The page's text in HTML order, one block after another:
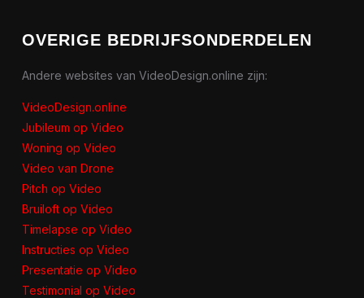
OVERIGE BEDRIJFSONDERDELEN
Andere websites van VideoDesign.online zijn:
VideoDesign.online
Jubileum op Video
Woning op Video
Video van Drone
Pitch op Video
Bruiloft op Video
Timelapse op Video
Instructies op Video
Presentatie op Video
Testimonial op Video